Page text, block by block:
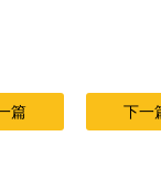
篇 下一